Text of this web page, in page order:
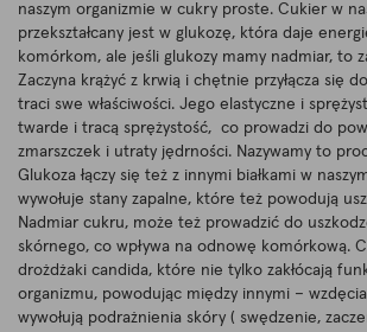
naszym organizmie w cukry proste. Cukier w
przekształcany jest w glukozę, która daje
komórkom, ale jeśli glukozy mamy nadmiar, to
Zaczyna krążyć z krwią i chętnie przyłącza się
traci swe właściwości. Jego elastyczne i
twarde i tracą sprężystość, co prowadzi do
zmarszczek i utraty jędrności. Nazywamy to
Glukoza łączy się też z innymi białkami w
wywołuje stany zapalne, które też powodują
Nadmiar cukru, może też prowadzić do
skórnego, co wpływa na odnowę komórkową.
drożdżaki candida, które nie tylko zakłócają
organizmu, powodując między innymi –
wywołują podrażnienia skóry ( swędzenie,